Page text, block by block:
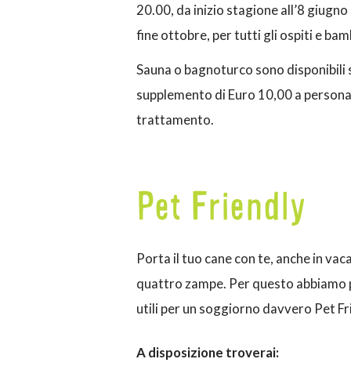
20.00, da inizio stagione all’8
fine ottobre, per tutti gli ospiti e
Sauna o bagnoturco sono disponibili
supplemento di Euro 10,00 a
trattamento.
Pet Friendly
Porta il tuo cane con te, anche in
quattro zampe. Per questo
utili per un soggiorno davvero Pet
A disposizione troverai: